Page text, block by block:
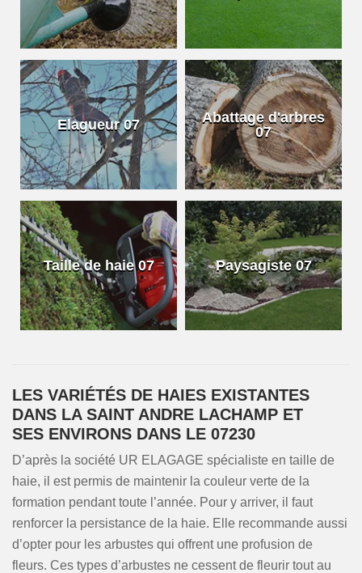
Elagueur 07
Abattage d'arbres
07
Taille de haie 07 Paysagiste 07
LES VARIÉTÉS DE HAIES EXISTANTES
DANS LA SAINT ANDRE LACHAMP ET
SES ENVIRONS DANS LE 07230
D’après la société UR ELAGAGE spécialiste en taille de
haie, il est permis de maintenir la couleur verte de la
formation pendant toute l’année. Pour y arriver, il faut
renforcer la persistance de la haie. Elle recommande aussi
d’opter pour les arbustes qui offrent une profusion de
fleurs. Ces types d’arbustes ne cessent de fleurir tout au